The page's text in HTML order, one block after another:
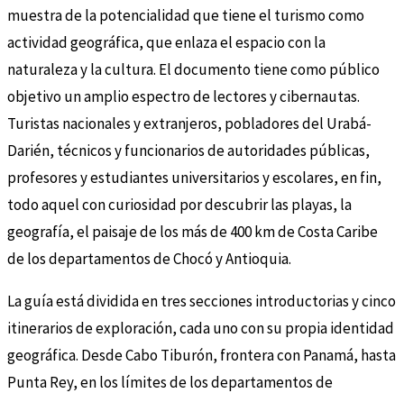
muestra de la potencialidad que tiene el turismo como
actividad geográfica, que enlaza el espacio con la
naturaleza y la cultura. El documento tiene como público
objetivo un amplio espectro de lectores y cibernautas.
Turistas nacionales y extranjeros, pobladores del Urabá-
Darién, técnicos y funcionarios de autoridades públicas,
profesores y estudiantes universitarios y escolares, en fin,
todo aquel con curiosidad por descubrir las playas, la
geografía, el paisaje de los más de 400 km de Costa Caribe
de los departamentos de Chocó y Antioquia.
La guía está dividida en tres secciones introductorias y cinco
itinerarios de exploración, cada uno con su propia identidad
geográfica. Desde Cabo Tiburón, frontera con Panamá, hasta
Punta Rey, en los límites de los departamentos de